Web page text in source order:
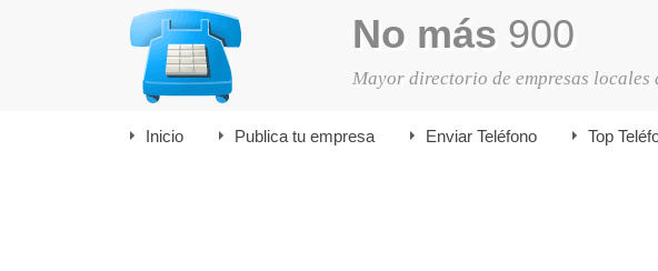
No más 900
Mayor directorio de empresas locales
Inicio Publica tu empresa Enviar Teléfono Top